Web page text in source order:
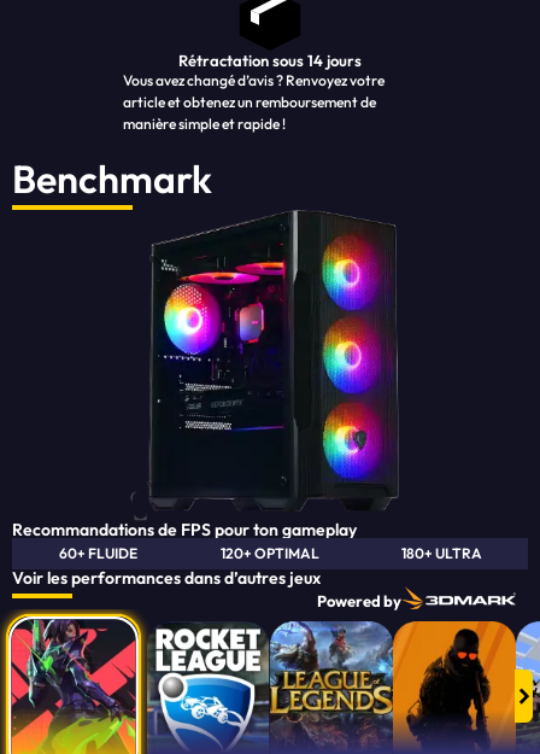
Rétractation sous 14 jours
Vous avez changé d’avis ? Renvoyez votre
article et obtenez un remboursement de
manière simple et rapide !
Benchmark
Recommandations de FPS pour ton gameplay
60+ FLUIDE 120+ OPTIMAL 180+ ULTRA
Voir les performances dans d’autres jeux
Powered by